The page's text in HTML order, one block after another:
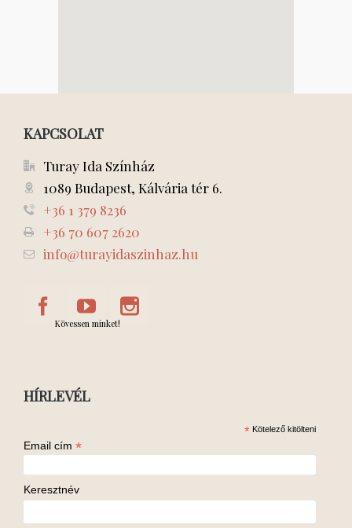
KAPCSOLAT
Turay Ida Színház
1089 Budapest, Kálvária tér 6.
+36 1 379 8236
+36 70 607 2620
info@turayidaszinhaz.hu
Kövessen minket!
HÍRLEVÉL
* Kötelező kitölteni
Email cím *
Keresztnév